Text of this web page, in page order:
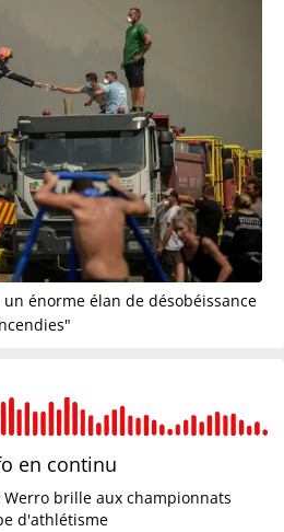
énorme élan de désobéissance
en continu
Werro brille aux championnats
d'athlétisme